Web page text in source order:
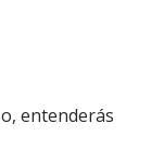
entenderás